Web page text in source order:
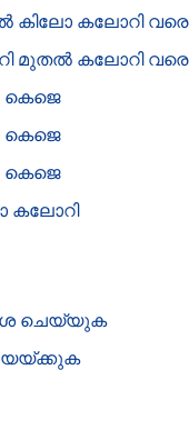
കിലോ കലോറി വരെ
മുതൽ കലോറി വരെ
കെ‌ജെ
കെ‌ജെ
കെ‌ജെ
കലോറി
ചെയ്യുക